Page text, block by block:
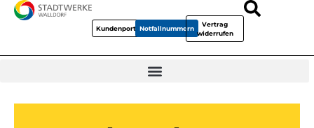
KundenportalNotfallnummern
Vertrag
widerrufen